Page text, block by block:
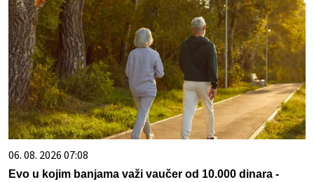
06. 08. 2026 07:08
Evo u kojim banjama važi vaučer od 10.000 dinara -